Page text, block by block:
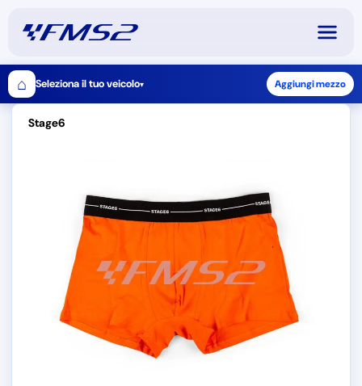
⌂ Seleziona il tuo veicolo▾ Aggiungi mezzo
Stage6